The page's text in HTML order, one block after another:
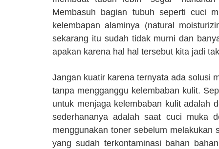
Membasuh bagian tubuh seperti cuci
kelembapan alaminya (natural
sekarang itu sudah tidak murni dan
apakan karena hal hal tersebut kita jadi
Jangan kuatir karena ternyata ada solusi
tanpa mengganggu kelembaban kulit.
untuk menjaga kelembaban kulit adalah
sederhananya adalah saat cuci muka
menggunakan toner sebelum
yang sudah terkontaminasi bahan